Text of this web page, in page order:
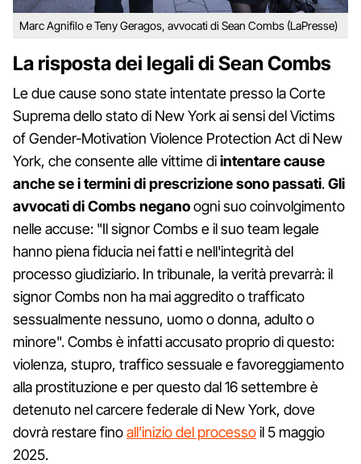
Marc Agnifilo e Teny Geragos, avvocati di Sean Combs (LaPresse)
La risposta dei legali di Sean Combs
Le due cause sono state intentate presso la Corte
Suprema dello stato di New York ai sensi del Victims
of Gender-Motivation Violence Protection Act di New
York, che consente alle vittime diintentare cause
anche se i termini di prescrizione sono passati.Gli
avvocati di Combs neganoogni suo coinvolgimento
nelle accuse: "Il signor Combs e il suo team legale
hanno piena fiducia nei fatti e nell'integrità del
processo giudiziario. In tribunale, la verità prevarrà: il
signor Combs non ha mai aggredito o trafficato
sessualmente nessuno, uomo o donna, adulto o
minore". Combs è infatti accusato proprio di questo:
violenza, stupro, traffico sessuale e favoreggiamento
alla prostituzione e per questo dal 16 settembre è
detenuto nel carcere federale di New York, dove
dovrà restare finoall’inizio del processoil 5 maggio
2025.